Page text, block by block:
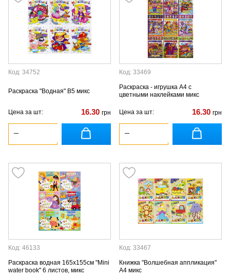
Код: 34752
Раскраска "Водная" В5 микс
Цена за шт: 16.30 грн
Код: 33469
Раскраска - игрушка А4 с
цветными наклейками микс
Цена за шт: 16.30 грн
Код: 46133
Раскраска водная 165х155см "Mini
water book" 6 листов, микс
Код: 33467
Книжка "Волшебная аппликация"
А4 микс